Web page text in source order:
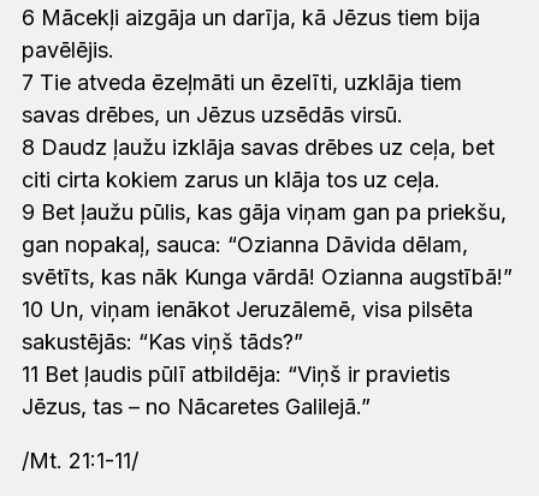
6 Mācekļi aizgāja un darīja, kā Jēzus tiem bija
pavēlējis.
7 Tie atveda ēzeļmāti un ēzelīti, uzklāja tiem
savas drēbes, un Jēzus uzsēdās virsū.
8 Daudz ļaužu izklāja savas drēbes uz ceļa, bet
citi cirta kokiem zarus un klāja tos uz ceļa.
9 Bet ļaužu pūlis, kas gāja viņam gan pa priekšu,
gan nopakaļ, sauca: “Ozianna Dāvida dēlam,
svētīts, kas nāk Kunga vārdā! Ozianna augstībā!”
10 Un, viņam ienākot Jeruzālemē, visa pilsēta
sakustējās: “Kas viņš tāds?”
11 Bet ļaudis pūlī atbildēja: “Viņš ir pravietis
Jēzus, tas – no Nācaretes Galilejā.”
/Mt. 21:1-11/